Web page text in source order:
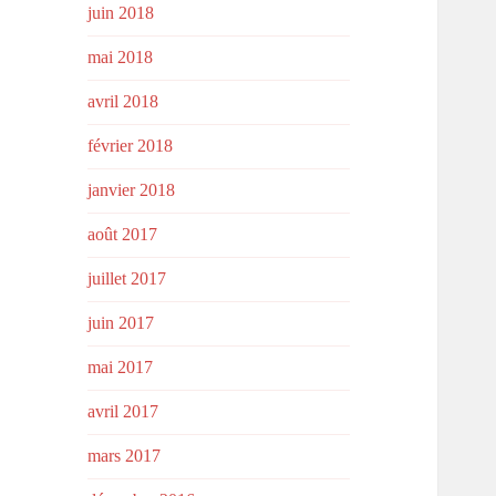
juin 2018
mai 2018
avril 2018
février 2018
janvier 2018
août 2017
juillet 2017
juin 2017
mai 2017
avril 2017
mars 2017